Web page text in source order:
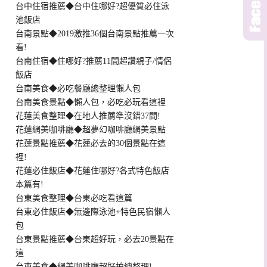
台中住宿推薦◆台中住哪好?超優質必住泳
池飯店
台南景點◆2019激推36個台南景點推薦一次
看!
台南住宿◆住哪好?推薦11間超讚親子/情侶
飯店
台南美食◆必吃餐廳總整理懶人包
台南美食景點◆懶人包，必吃必玩看這裡
花蓮美食整理◆在地人推薦準沒錯37間!
花蓮網美咖啡廳◆超夢幻咖啡廳網美景點
花蓮景點推薦◆花蓮必去的30個景點在這
裡!
花蓮必住飯店◆花蓮住哪好?各式特色飯店
本篇有!
台東美食整理◆台東必吃看這篇
台東必住飯店◆無邊際泳池+特色民宿懶人
包
台東景點推薦◆台東超好玩，必去20景點在
這